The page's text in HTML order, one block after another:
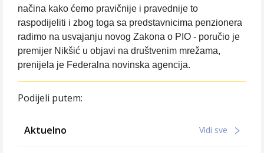
načina kako ćemo pravičnije i pravednije to
raspodijeliti i zbog toga sa predstavnicima penzionera
radimo na usvajanju novog Zakona o PIO - poručio je
premijer Nikšić u objavi na društvenim mrežama,
prenijela je Federalna novinska agencija.
Podijeli putem:
Aktuelno Vidi sve